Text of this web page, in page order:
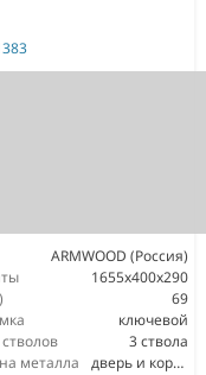
ARMWOOD (Россия)
1655х400х290
69
ключевой
3 ствола
металла
дверь и корпус 3мм